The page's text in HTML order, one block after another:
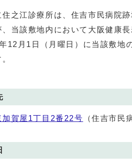
之江診療所は、住吉市民病院
、当該敷地内において大阪健康
12月1日（月曜日）に当該敷地
加賀屋1丁目2番22号 （住吉市民